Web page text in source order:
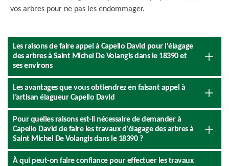
vos arbres pour ne pas les endommager.
Les raisons de faire appel à Capello David pour l'élagage
des arbres à Saint Michel De Volangis dans le 18390 et
ses environs
Les avantages que vous obtiendrez en faisant appel à
l’artisan élagueur Capello David
Pour quelles raisons est-il nécessaire de demander à
Capello David de faire les travaux d'élagage des arbres à
Saint Michel De Volangis dans le 18390 ?
À qui peut-on faire confiance pour effectuer les travaux